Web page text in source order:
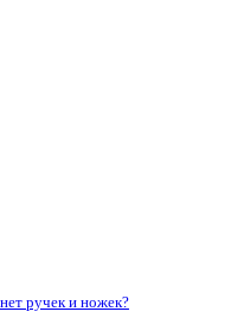
ручек и ножек?